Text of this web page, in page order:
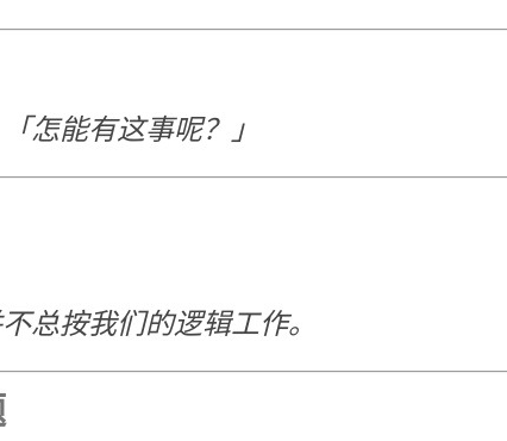
「怎能有这事呢？」
总按我们的逻辑工作。